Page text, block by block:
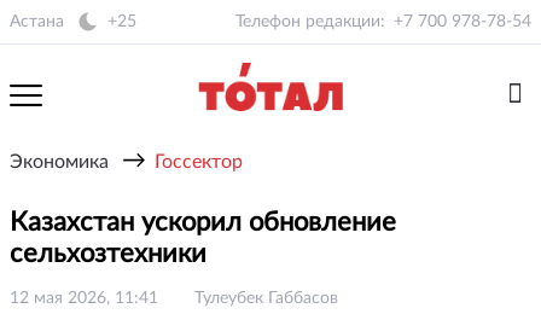
Астана +25 Телефон редакции: +7 700 978-78-54
Экономика → Госсектор
Казахстан ускорил обновление
сельхозтехники
12 мая 2026, 11:41 Тулеубек Габбасов